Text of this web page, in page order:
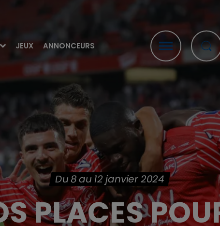
JEUX ANNONCEURS
Du 8 au 12 janvier 2024
PLACES